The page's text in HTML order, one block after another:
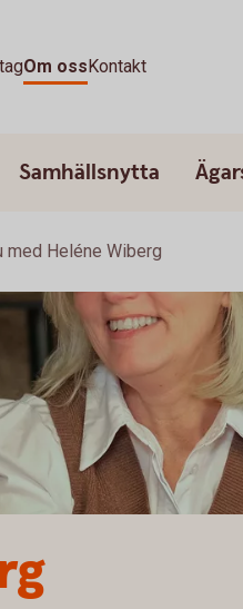
Om ossKontakt
Samhällsnytta
med Heléne Wiberg